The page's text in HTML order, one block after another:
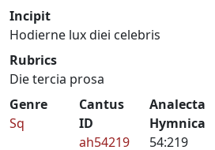
Incipit
Hodierne lux diei celebris
Rubrics
Die tercia prosa
Genre
Sq
Cantus
ID
ah54219
Analecta
Hymnica
54:219